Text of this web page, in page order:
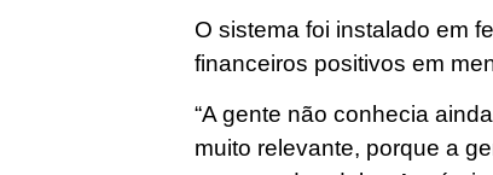
O sistema foi instalado em
financeiros positivos em
“A gente não conhecia
muito relevante, porque a